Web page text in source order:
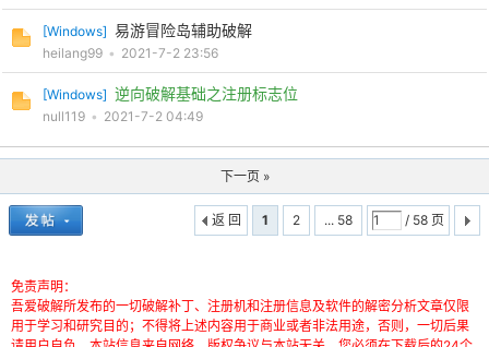
[Windows] 易游冒险岛辅助破解
heilang99 • 2021-7-2 23:56
[Windows] 逆向破解基础之注册标志位
null119 • 2021-7-2 04:49
下一页 »
1 2 ... 58 / 58 页
返 回
免责声明：
吾爱破解所发布的一切破解补丁、注册机和注册信息及软件的解密分析文章仅限
用于学习和研究目的；不得将上述内容用于商业或者非法用途，否则，一切后果